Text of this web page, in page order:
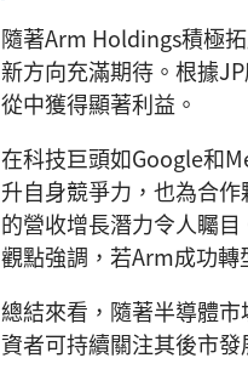
隨著Arm Holdings積極
新方向充滿期待。根據
從中獲得顯著利益。
在科技巨頭如Google和
升自身競爭力，也為合
的營收增長潛力令人矚
觀點強調，若Arm成功
總結來看，隨著半導體
資者可持續關注其後市發